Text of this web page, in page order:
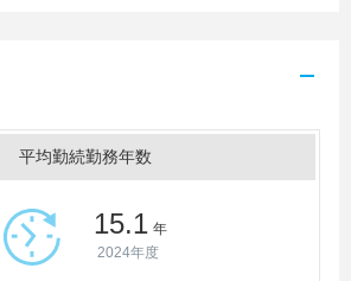
平均勤続勤務年数
15.1 年
2024年度